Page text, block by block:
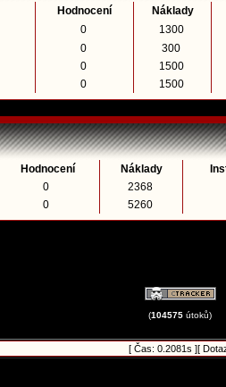
Hodnocení
Náklady
0
1300
0
300
0
1500
0 1500
Hodnocení Náklady
0
2368
0 5260
(104575 útoků)
[ Čas: 0.2081s ][